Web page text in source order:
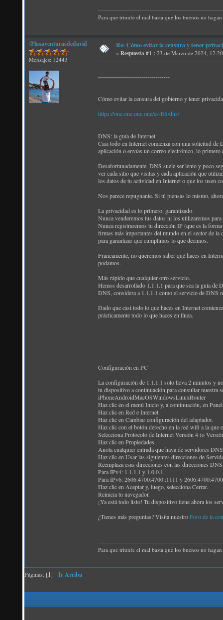
Para que triunfe el mal basta que los buenos no
@lasaventurasdedavid
Mensajes: 12443
Re: Cómo evitar la censura y tener
« Respuesta #1 : 23 de Marzo de 2024,
------------------------------------
Cómo evitar la censura del gobierno y tener
https://one.one.one.one/es-ES/dns/
DNS: la guía de Internet
Casi todo en Internet comienza con una solicitud de
aplicación o envías un correo electrónico, lo
Desafortunadamente, DNS suele ser lento y poco
ver cada sitio que visitas y cada aplicación que
los datos de tu actividad en Internet o que los usen
Nos parece repugnante. Si tú piensas lo mismo,
La privacidad es lo primero: garantizado.
Nunca venderemos tus datos ni los utilizaremos
Nunca registraremos tu dirección IP (que es la
firmas más importantes del mundo en el sector de la
para garantizar que cumplimos lo que decimos.
Francamente, no queremos saber qué haces en
podamos.
Más rápido que cualquier otro servicio.
Hemos desarrollado 1.1.1.1 para que sea la guía
DNS, considera a 1.1.1.1 como el servicio de DNS
Dado que casi todo lo que haces en Internet
prácticamente todo lo que haces en línea.
Configuración en PC
La configuración de 1.1.1.1 solo lleva 2 minutos y
tu dispositivo a continuación para consultar nuestra
iPhoneAndroidMacOSWindowsLinuxRouter
Haz clic en el menú Inicio y, a continuación, en
Haz clic en Red e Internet.
Haz clic en Cambiar configuración del adaptador.
Haz clic con el botón derecho en la red wifi a la que
Selecciona Protocolo de Internet Versión 4 (o
Haz clic en Propiedades.
Anota cualquier entrada que haya de servidores
Haz clic en Usar las siguientes direcciones de
Reemplaza esas direcciones con las direcciones
Para IPv4: 1.1.1.1 y 1.0.0.1
Para IPv6: 2606:4700:4700::1111 y
Haz clic en Aceptar y, luego, selecciona Cerrar.
Reinicia tu navegador.
¡Ya está todo listo! Tu dispositivo tiene ahora los
¿Tienes más preguntas? Visita nuestroForo de la
Para que triunfe el mal basta que los buenos no
Páginas: [1] Ir Arriba